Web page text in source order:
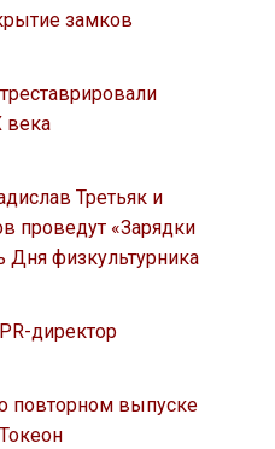
замков
века
Третьяк и
проведут «Зарядки
Дня физкультурника
директор
повторном выпуске